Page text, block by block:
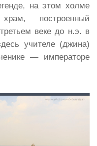
на этом холме
построенный
веке до н.э. в
учителе (джина)
— императоре